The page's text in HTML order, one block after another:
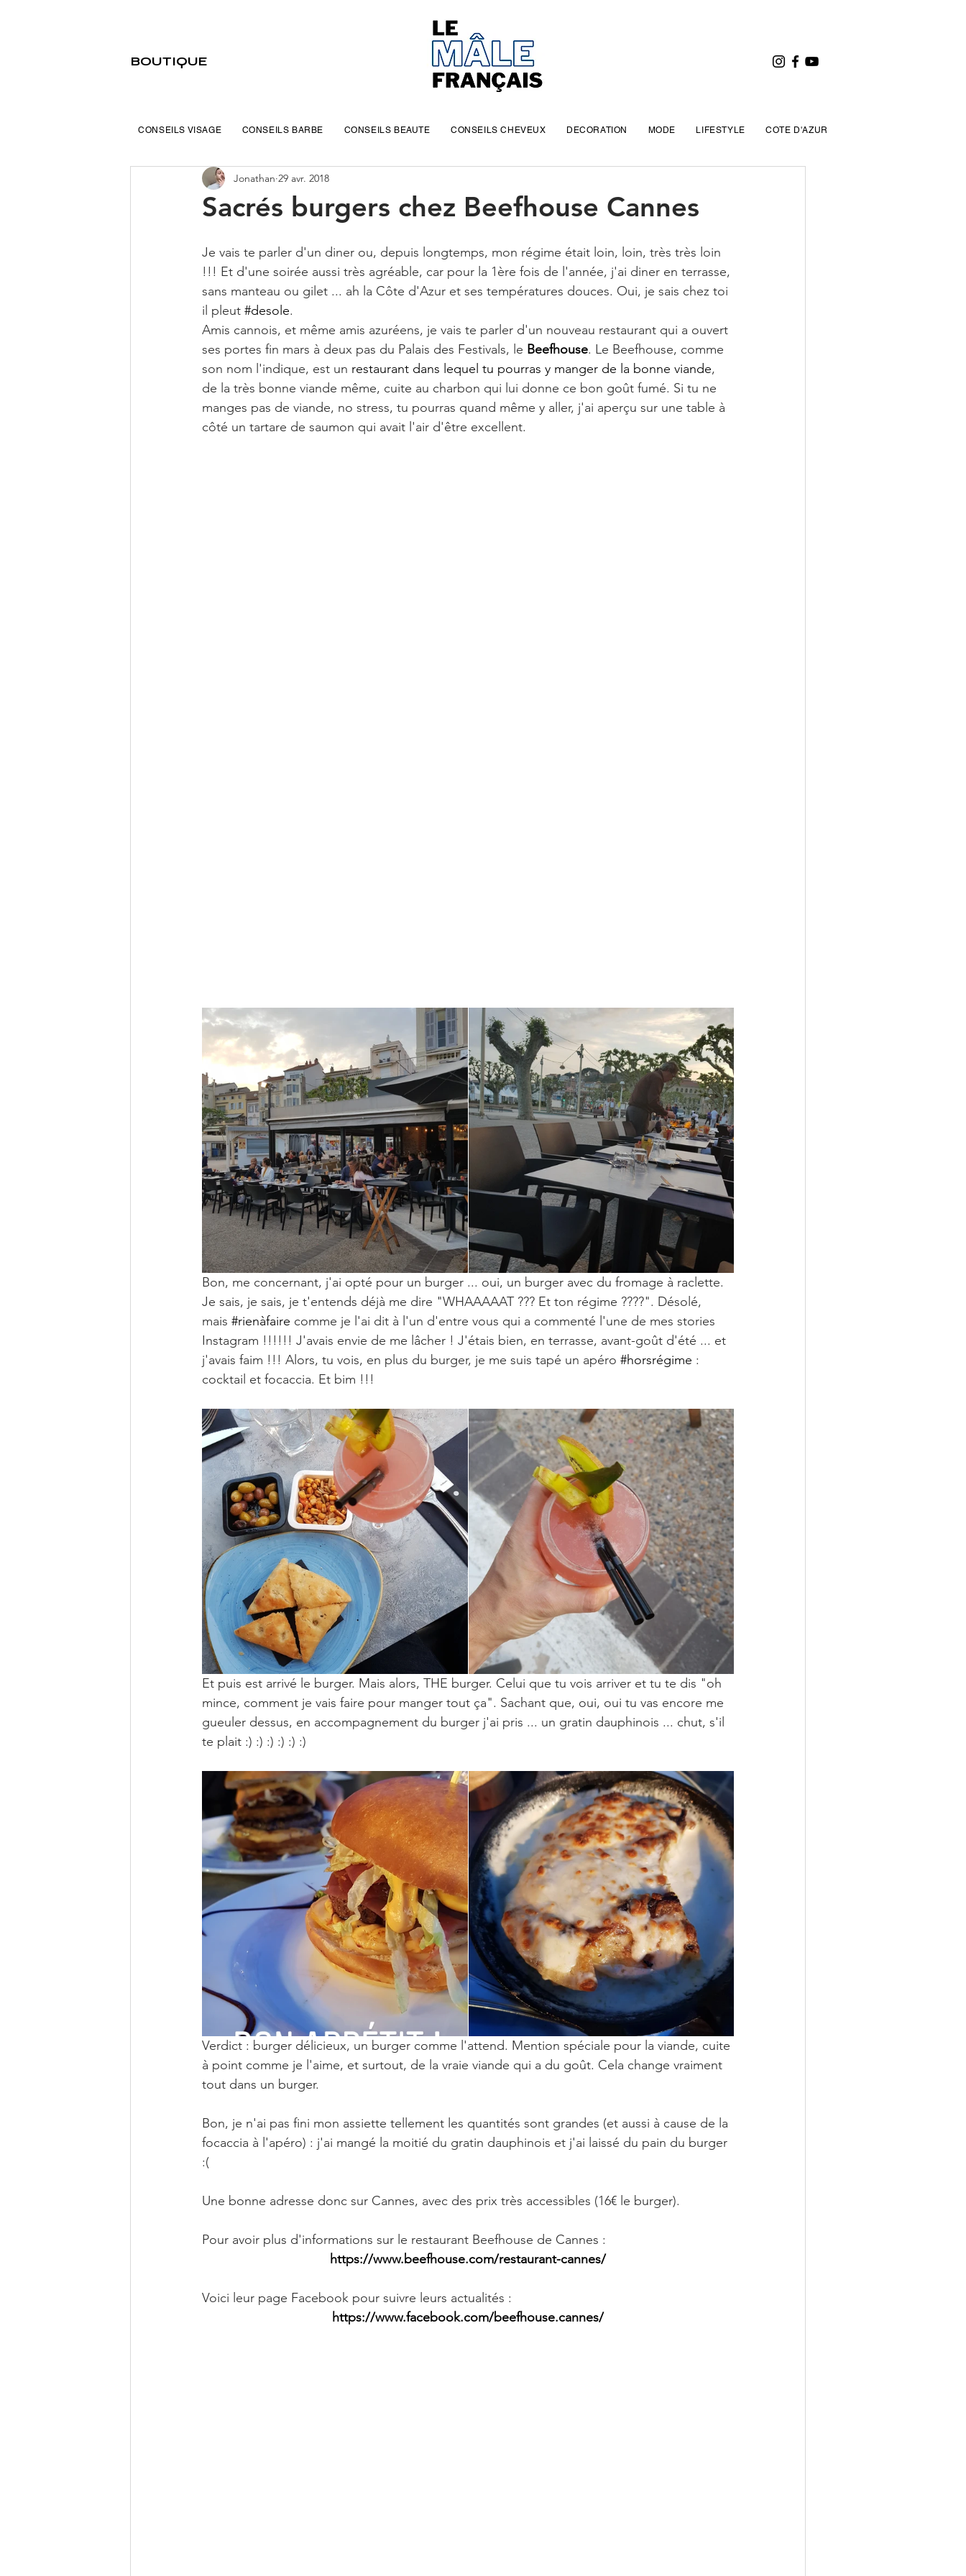
BOUTIQUE
Sacrés burgers chez Beefhouse Cannes
Jonathan 29 avr. 2018
Je vais te parler d'un diner ou, depuis longtemps, mon régime était loin, loin, très très loin
!!! Et d'une soirée aussi très agréable, car pour la 1ère fois de l'année, j'ai diner en terrasse,
sans manteau ou gilet ... ah la Côte d'Azur et ses températures douces. Oui, je sais chez toi
il pleut #desole.
Amis cannois, et même amis azuréens, je vais te parler d'un nouveau restaurant qui a ouvert
ses portes fin mars à deux pas du Palais des Festivals, le Beefhouse. Le Beefhouse, comme
son nom l'indique, est un restaurant dans lequel tu pourras y manger de la bonne viande,
de la très bonne viande même, cuite au charbon qui lui donne ce bon goût fumé. Si tu ne
manges pas de viande, no stress, tu pourras quand même y aller, j'ai aperçu sur une table à
côté un tartare de saumon qui avait l'air d'être excellent.
Bon, me concernant, j'ai opté pour un burger ... oui, un burger avec du fromage à raclette.
Je sais, je sais, je t'entends déjà me dire "WHAAAAAT ??? Et ton régime ????". Désolé,
mais #rienàfaire comme je l'ai dit à l'un d'entre vous qui a commenté l'une de mes stories
Instagram !!!!!! J'avais envie de me lâcher ! J'étais bien, en terrasse, avant-goût d'été ... et
j'avais faim !!! Alors, tu vois, en plus du burger, je me suis tapé un apéro #horsrégime :
cocktail et focaccia. Et bim !!!
Et puis est arrivé le burger. Mais alors, THE burger. Celui que tu vois arriver et tu te dis "oh
mince, comment je vais faire pour manger tout ça". Sachant que, oui, oui tu vas encore me
gueuler dessus, en accompagnement du burger j'ai pris ... un gratin dauphinois ... chut, s'il
te plait :) :) :) :) :) :)
Verdict : burger délicieux, un burger comme l'attend. Mention spéciale pour la viande, cuite
à point comme je l'aime, et surtout, de la vraie viande qui a du goût. Cela change vraiment
tout dans un burger.
Bon, je n'ai pas fini mon assiette tellement les quantités sont grandes (et aussi à cause de la
focaccia à l'apéro) : j'ai mangé la moitié du gratin dauphinois et j'ai laissé du pain du burger
:(
Une bonne adresse donc sur Cannes, avec des prix très accessibles (16€ le burger).
Pour avoir plus d'informations sur le restaurant Beefhouse de Cannes :
https://www.beefhouse.com/restaurant-cannes/
Voici leur page Facebook pour suivre leurs actualités :
https://www.facebook.com/beefhouse.cannes/
CONSEILS VISAGE CONSEILS BARBE CONSEILS BEAUTE CONSEILS CHEVEUX DECORATION MODE LIFESTYLE COTE D'AZUR